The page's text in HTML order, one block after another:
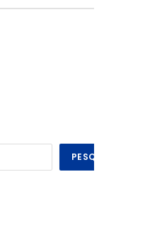
PESQUISAR